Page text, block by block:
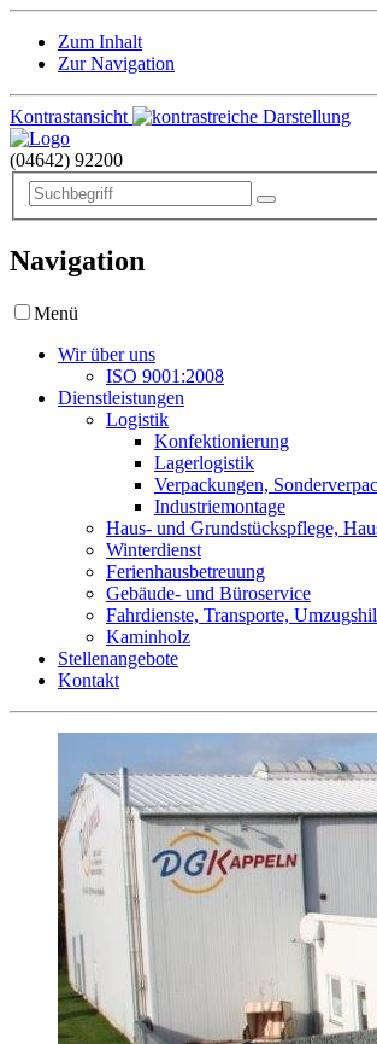
Zum Inhalt
Zur Navigation
Kontrastansicht
(04642) 92200
Navigation
Menü
Wir über uns
ISO 9001:2008
Dienstleistungen
Logistik
Konfektionierung
Lagerlogistik
Verpackungen,
Industriemontage
Haus- und Grundstückspflege,
Winterdienst
Ferienhausbetreuung
Gebäude- und Büroservice
Fahrdienste, Transporte,
Kaminholz
Stellenangebote
Kontakt